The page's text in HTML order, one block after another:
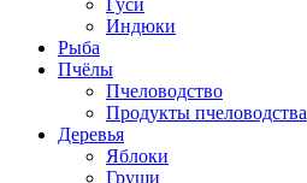
Гуси
Индюки
Рыба
Пчёлы
Пчеловодство
Продукты пчеловодства
Деревья
Яблоки
Груши